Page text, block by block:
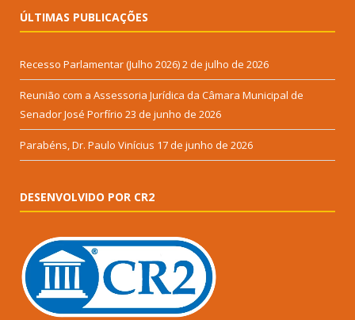
ÚLTIMAS PUBLICAÇÕES
Recesso Parlamentar (Julho 2026)2 de julho de 2026
Reunião com a Assessoria Jurídica da Câmara Municipal de
Senador José Porfírio 23 de junho de 2026
Parabéns, Dr. Paulo Vinícius 17 de junho de 2026
DESENVOLVIDO POR CR2